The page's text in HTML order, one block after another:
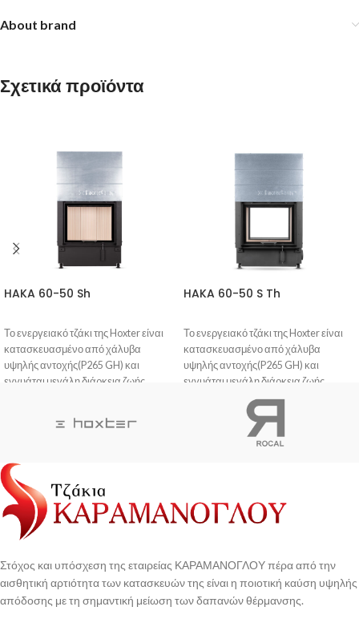
About brand
Σχετικά προϊόντα
HAKA 60-50 Sh
Το ενεργειακό τζάκι της Hoxter είναι
κατασκευασμένο από χάλυβα
υψηλής αντοχής(P265 GH) και
εγγυάται μεγάλη διάρκεια ζωής.
στο πρώτο άναμμα.
αποτέλεσμα η φωτιά να
ανταποκρίνεται άμεσα σε κάθε
κίνηση του μοχλού ελέγχου του αέρα.
To κεραμικό γυαλί που διαθέτει, είναι
ανθεκτικό σε θερμικό σοκ και έχει
σχεδιαστεί η ροή του αέρα έτσι ώστε το
HAKA 60-50 S Th
Το ενεργειακό τζάκι της Hoxter είναι
κατασκευασμένο από χάλυβα
υψηλής αντοχής(P265 GH) και
εγγυάται μεγάλη διάρκεια ζωής.
Η βαφή του είναι ανθεκτική στις
γρατζουνιές και δεν προκαλεί οσμή
στο πρώτο άναμμα.
Η πόρτα σφραγίζει πλήρως, με
To κεραμικό γυαλί που διαθέτει, είναι
ανθεκτικό σε θερμικό σοκ και έχει
Στόχος και υπόσχεση της εταιρείας ΚΑΡΑΜΑΝΟΓΛΟΥ πέρα από την
αισθητική αρτιότητα των κατασκευών της είναι η ποιοτική καύση υψηλής
απόδοσης με τη σημαντική μείωση των δαπανών θέρμανσης.